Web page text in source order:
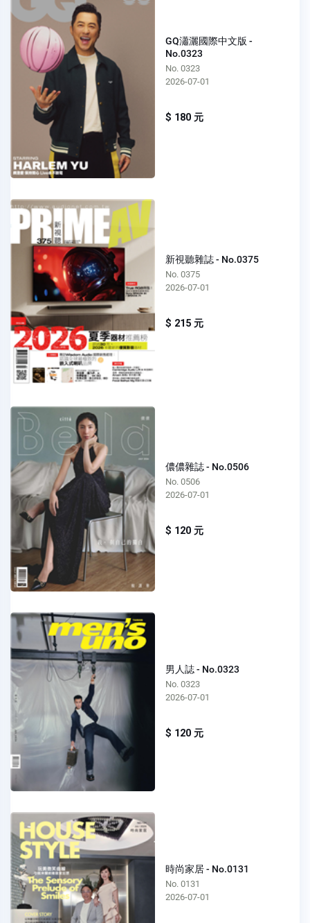
GQ瀟灑國際中文版 -
No.0323
No. 0323
2026-07-01
$ 180 元
新視聽雜誌 - No.0375
No. 0375
2026-07-01
$ 215 元
儂儂雜誌 - No.0506
No. 0506
2026-07-01
$ 120 元
男人誌 - No.0323
No. 0323
2026-07-01
$ 120 元
時尚家居 - No.0131
No. 0131
2026-07-01